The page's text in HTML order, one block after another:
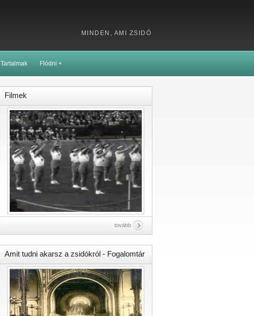
MINDEN, AMI ZSIDÓ
Tartalmak Flódni +
Filmek
tovább
Amit tudni akarsz a zsidókról - Fogalomtár